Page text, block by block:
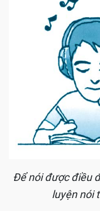
Để nói được điều
luyện nói